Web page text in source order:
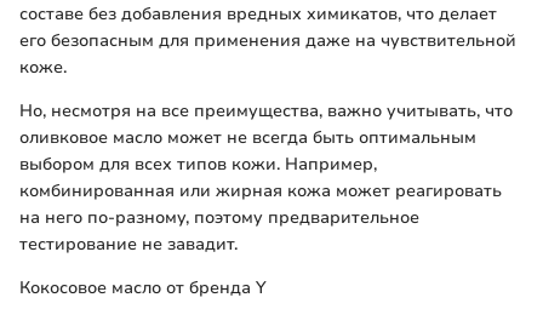
составе без добавления вредных химикатов, что делает
его безопасным для применения даже на чувствительной
коже.
Но, несмотря на все преимущества, важно учитывать, что
оливковое масло может не всегда быть оптимальным
выбором для всех типов кожи. Например,
комбинированная или жирная кожа может реагировать
на него по-разному, поэтому предварительное
тестирование не завадит.
Кокосовое масло от бренда Y